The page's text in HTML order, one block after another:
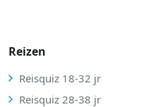
Reizen
Reisquiz 18-32 jr
Reisquiz 28-38 jr